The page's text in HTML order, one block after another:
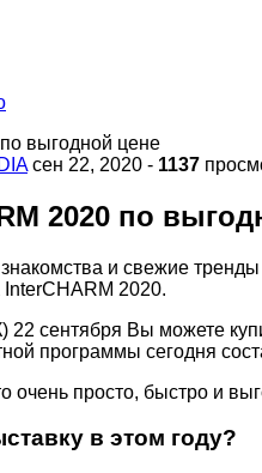
сен 22, 2020 - 1137
2020 по
и свежие
InterCHARM 2020.
сентября Вы можете
программы сегодня
очень просто, быстро и
в этом году?